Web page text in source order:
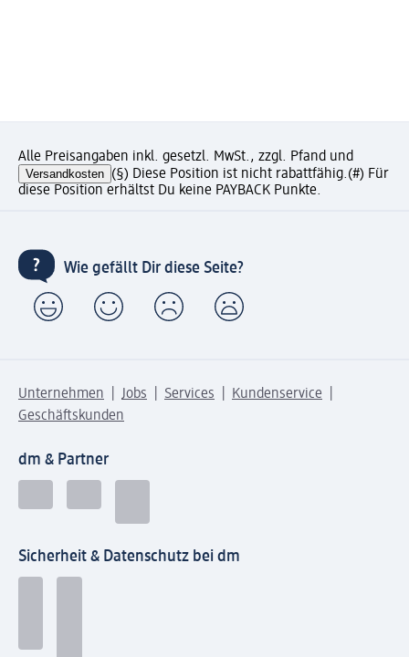
Alle Preisangaben inkl. gesetzl. MwSt., zzgl. Pfand und
Versandkosten (§) Diese Position ist nicht rabattfähig.(#) Für
diese Position erhältst Du keine PAYBACK Punkte.
Wie gefällt Dir diese Seite?
Unternehmen Jobs Services
Kundenservice
Geschäftskunden
dm & Partner
Sicherheit & Datenschutz bei dm